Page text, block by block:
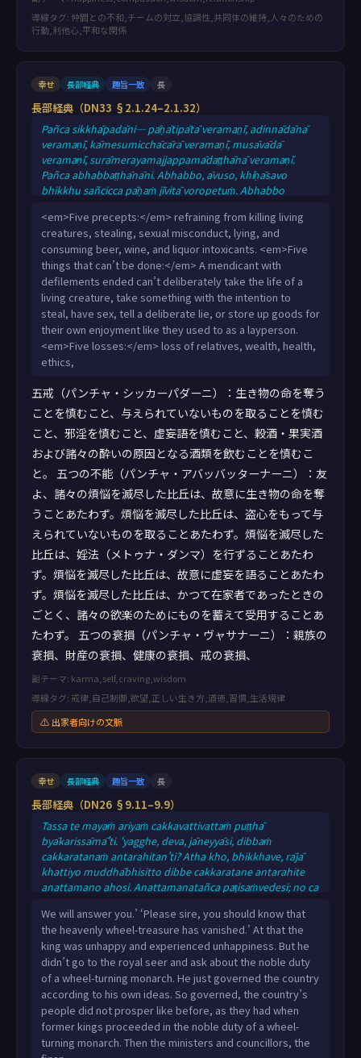
導線タグ: 仲間との不和,チームの対立,協調性,共同体の維持,人々のための
行動,利他心,平和な関係
幸せ 長部経典 趣旨一致 長
長部経典（DN33 §2.1.24–2.1.32）
Pañca sikkhāpadāni— pāṇātipātā veramaṇī, adinnādānā
veramaṇī, kāmesumicchācārā veramaṇī, musāvādā
veramaṇī, surāmerayamajjappamādaṭṭhānā veramaṇī.
Pañca abhabbaṭṭhānāni. Abhabbo, āvuso, khīṇāsavo
bhikkhu sañcicca pāṇaṁ jīvitā voropetuṁ. Abhabbo
Abhabbo khīṇāsavo bhikkhu methunaṁ dhammaṁ
paṭisevituṁ. Abhabbo khīṇāsavo bhikkhu sampajānamusā
bhāsituṁ. Abhabbo khīṇāsavo bhikkhu sannidhikārakaṁ
kāme paribhuñjituṁ, seyyathāpi pubbe āgārikabhūto.
Pañc
<em>Five precepts:</em> refraining from killing living
creatures, stealing, sexual misconduct, lying, and
consuming beer, wine, and liquor intoxicants. <em>Five
things that can’t be done:</em> A mendicant with
defilements ended can’t deliberately take the life of a
living creature, take something with the intention to
steal, have sex, tell a deliberate lie, or store up goods for
their own enjoyment like they used to as a layperson.
<em>Five losses:</em> loss of relatives, wealth, health,
ethics,
五戒（パンチャ・シッカーパダーニ）：生き物の命を奪う
ことを慎むこと、与えられていないものを取ることを慎む
こと、邪淫を慎むこと、虚妄語を慎むこと、穀酒・果実酒
および諸々の酔いの原因となる酒類を飲むことを慎むこ
と。 五つの不能（パンチャ・アバッバッターナーニ）：友
よ、諸々の煩悩を滅尽した比丘は、故意に生き物の命を奪
うことあたわず。煩悩を滅尽した比丘は、盗心をもって与
えられていないものを取ることあたわず。煩悩を滅尽した
比丘は、婬法（メトゥナ・ダンマ）を行ずることあたわ
ず。煩悩を滅尽した比丘は、故意に虚妄を語ることあたわ
ず。煩悩を滅尽した比丘は、かつて在家者であったときの
ごとく、諸々の欲楽のためにものを蓄えて受用することあ
たわず。 五つの衰損（パンチャ・ヴャサナーニ）：親族の
衰損、財産の衰損、健康の衰損、戒の衰損、
副テーマ: karma,self,craving,wisdom
導線タグ: 戒律,自己制御,欲望,正しい生き方,道徳,習慣,生活規律
⚠ 出家者向けの文脈
幸せ 長部経典 趣旨一致 長
長部経典（DN26 §9.11–9.9）
Tassa te mayaṁ ariyaṁ cakkavattivattaṁ puṭṭhā
byākarissāmā’ti. ‘yagghe, deva, jāneyyāsi, dibbaṁ
cakkaratanaṁ antarahitan’ti? Atha kho, bhikkhave, rājā
khattiyo muddhābhisitto dibbe cakkaratane antarahite
anattamano ahosi. Anattamanatañca paṭisaṁvedesi; no ca
So samateneva sudaṁ janapadaṁ pasāsati. Tassa
samatena janapadaṁ pasāsato pubbenāparaṁ janapadā
na pabbanti, yathā taṁ pubbakānaṁ rājūnaṁ ariye
cakkavattivatte vattamānānaṁ. Atha kho,
We will answer you.’ ‘Please sire, you should know that
the heavenly wheel-treasure has vanished.’ At that the
king was unhappy and experienced unhappiness. But he
didn’t go to the royal seer and ask about the noble duty
of a wheel-turning monarch. He just governed the country
according to his own ideas. So governed, the country’s
people did not prosper like before, as they had when
former kings proceeded in the noble duty of a wheel-
turning monarch. Then the ministers and councillors, the